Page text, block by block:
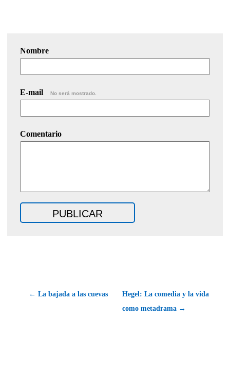
Nombre
E-mail No será mostrado.
Comentario
← La bajada a las cuevas
Hegel: La comedia y la vida
como metadrama →